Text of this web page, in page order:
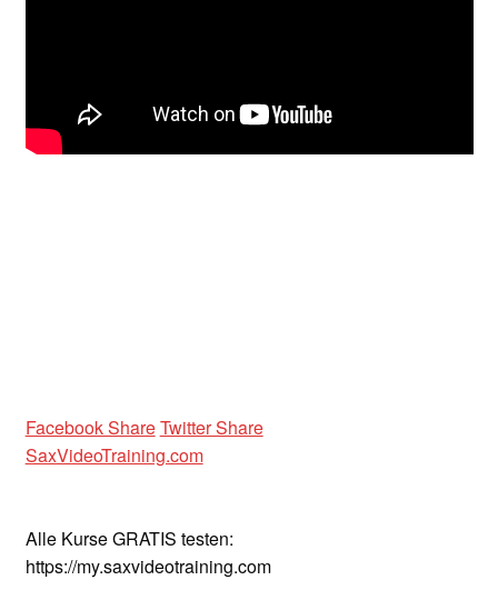
ÜBER UNS
Facebook ShareTwitter Share
SaxVideoTraining.com
Alle Kurse GRATIS testen:
https://my.saxvideotraining.com